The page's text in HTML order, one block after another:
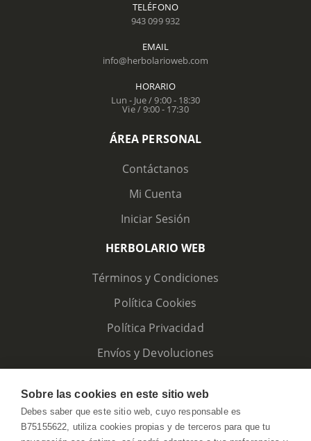
TELÉFONO
943 099 932
EMAIL
info@herbolarioweb.com
HORARIO
Lun - Jue / 9:00 - 18:30
Vie / 9:00 - 17:30
ÁREA PERSONAL
Contáctanos
Mi Cuenta
Iniciar Sesión
HERBOLARIO WEB
Términos y Condiciones
Política Cookies
Política Privacidad
Envíos y Devoluciones
Sobre las cookies en este sitio web
Debes saber que este sitio web, cuyo responsable es
B75155622, utiliza cookies propias y de terceros para que tu